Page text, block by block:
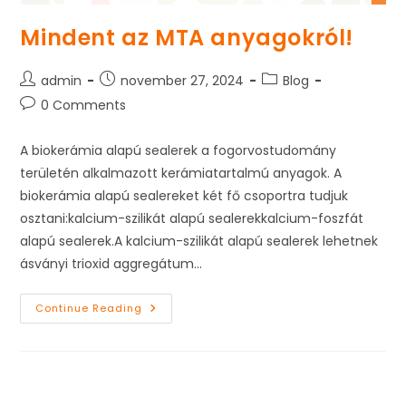
Mindent az MTA anyagokról!
Post
author:
admin
Post
published:
november 27, 2024
PostBlog
Post0 Comments
A biokerámia alapú sealerek a fogorvostudomány
területén alkalmazott kerámiatartalmú anyagok. A
biokerámia alapú sealereket két fő csoportra tudjuk
osztani:kalcium-szilikát alapú sealerekkalcium-foszfát
alapú sealerek.A kalcium-szilikát alapú sealerek lehetnek
ásványi trioxid aggregátum…
Continue Reading Mindent
Az